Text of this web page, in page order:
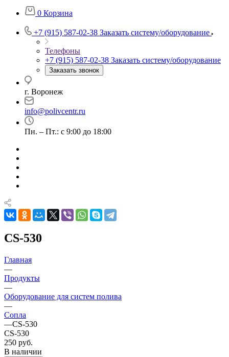
0 Корзина
+7 (915) 587-02-38 Заказать систему/оборудование
Телефоны
+7 (915) 587-02-38 Заказать систему/оборудование
Заказать звонок
г. Воронеж
info@polivcentr.ru
Пн. – Пт.: с 9:00 до 18:00
CS-530
Главная
—
Продукты
—
Оборудование для систем полива
—
Сопла
—CS-530
CS-530
250 руб.
В наличии